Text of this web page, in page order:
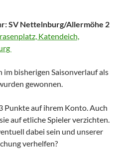
SV Nettelnburg/Allermöhe 2
Katendeich,
im bisherigen Saisonverlauf als
gewonnen.
Punkte auf ihrem Konto. Auch
auf etliche Spieler verzichten.
dabei sein und unserer
verhelfen?